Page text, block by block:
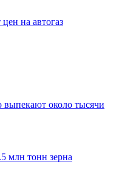
на автогаз
около тысячи
млн тонн зерна